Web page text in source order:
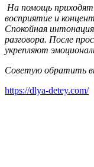
На помощь
восприятие и
Спокойная
разговора. После
укрепляют
Советую обратить
https://dlya-detey.com/